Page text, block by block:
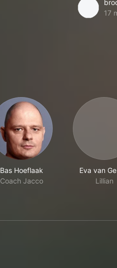
17
Bas Hoeflaak
Coach Jacco
Eva van
Lillian